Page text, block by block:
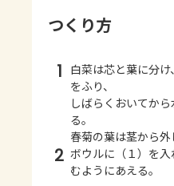
つくり方
1 白菜は芯と葉に分
をふり、
しばらくおいてか
る。
春菊の葉は茎から外
2 ボウルに（１）を入
むようにあえる。